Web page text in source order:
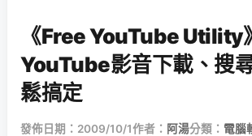
《Free YouTube Utility
YouTube影音下載、搜
鬆搞定
發佈日期：2009/10/1作者： 阿湯分類： 電腦